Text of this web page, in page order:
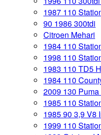
1987 110
90 1986 300tdi
Citroen Mehari
1984 110
1998 110
1983 110 TD5
1984 110
2009 130
1985 110
1985 90 3,9 V8
1999 110